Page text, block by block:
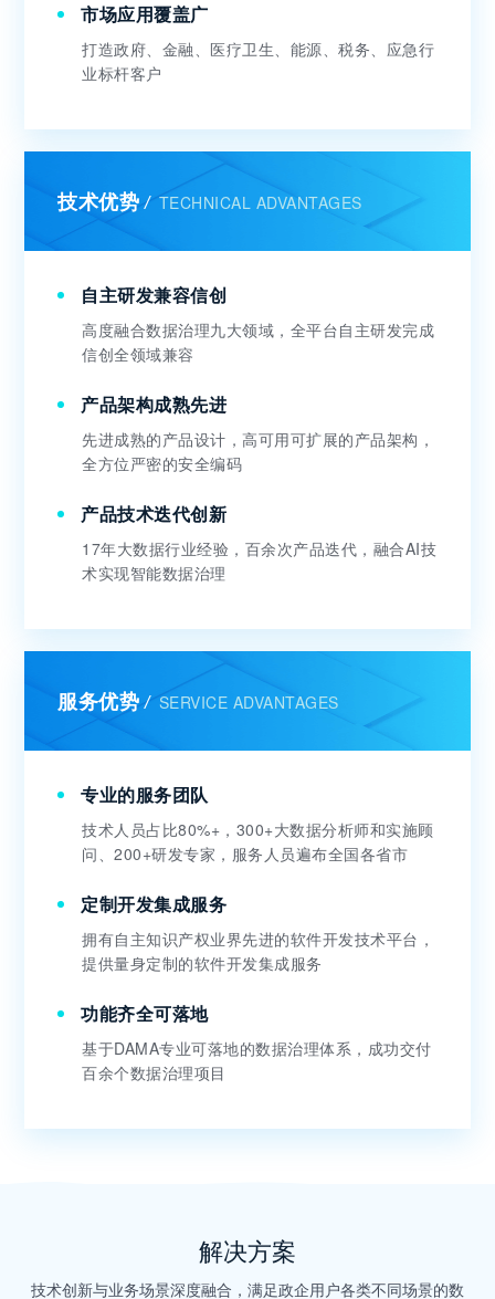
市场应用覆盖广
打造政府、金融、医疗卫生、能源、税务、应急行
业标杆客户
技术优势 / TECHNICAL ADVANTAGES
自主研发兼容信创
高度融合数据治理九大领域，全平台自主研发完成
信创全领域兼容
产品架构成熟先进
先进成熟的产品设计，高可用可扩展的产品架构，
全方位严密的安全编码
产品技术迭代创新
17年大数据行业经验，百余次产品迭代，融合AI技
术实现智能数据治理
服务优势 / SERVICE ADVANTAGES
专业的服务团队
技术人员占比80%+，300+大数据分析师和实施顾
问、200+研发专家，服务人员遍布全国各省市
定制开发集成服务
拥有自主知识产权业界先进的软件开发技术平台，
提供量身定制的软件开发集成服务
功能齐全可落地
基于DAMA专业可落地的数据治理体系，成功交付
百余个数据治理项目
解决方案
技术创新与业务场景深度融合，满足政企用户各类不同场景的数